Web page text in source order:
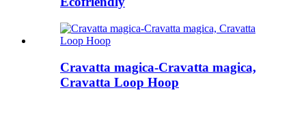
Cravatta magica-Cravatta magica,
Cravatta Loop Hoop